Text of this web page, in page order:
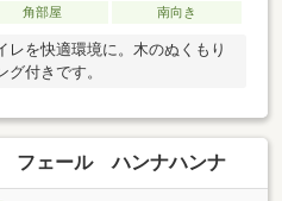
角部屋 南向き
レを快適環境に。木のぬくもり
付きです。
フェール ハンナハンナ